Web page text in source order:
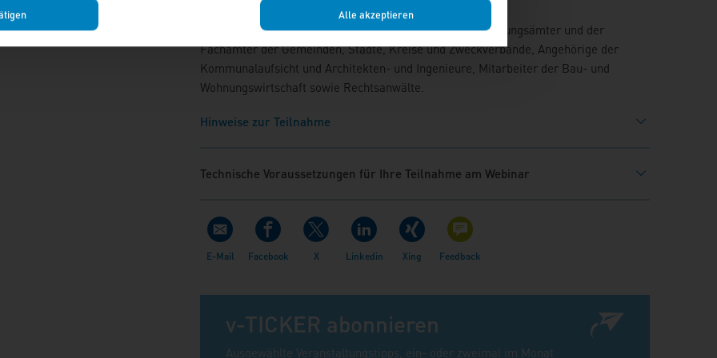
Alle akzeptieren
Zielgruppe
Leiter und Mitarbeiter der Vergabestellen, Rechnungsprüfungsämter und der
Fachämter der Gemeinden, Städte, Kreise und Zweckverbände, Angehörige der
Kommunalaufsicht und Architekten- und Ingenieure, Mitarbeiter der Bau- und
Wohnungswirtschaft sowie Rechtsanwälte.
Hinweise zur Teilnahme
Technische Voraussetzungen für Ihre Teilnahme am Webinar
v-TICKER abonnieren
Ausgewählte Veranstaltungstipps, ein- oder zweimal im Monat